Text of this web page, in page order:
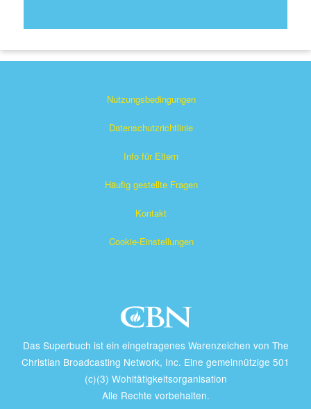
Nutzungsbedingungen
Datenschutzrichtlinie
Info für Eltern
Häufig gestellte Fragen
Kontakt
Cookie-Einstellungen
Das Superbuch ist ein eingetragenes Warenzeichen von The
Christian Broadcasting Network, Inc. Eine gemeinnützige 501
(c)(3) Wohltätigkeitsorganisation
Alle Rechte vorbehalten.